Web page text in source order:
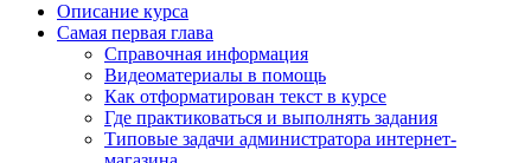
Описание курса
Самая первая глава
Справочная информация
Видеоматериалы в помощь
Как отформатирован текст в курсе
Где практиковаться и выполнять задания
Типовые задачи администратора интернет-